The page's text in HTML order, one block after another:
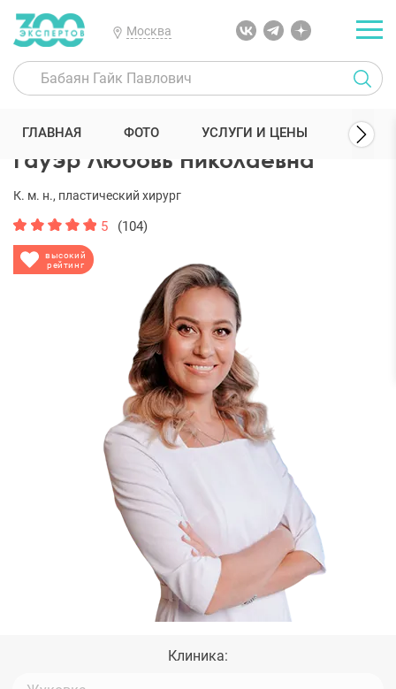
Москва
300 Экспертов Пластические хирурги Гауэр Любовь
Гауэр Любовь Николаевна
высокий
рейтинг
К. м. н., пластический хирург
5 (104)
Клиника:
ГЛАВНАЯ ФОТО УСЛУГИ И ЦЕНЫ